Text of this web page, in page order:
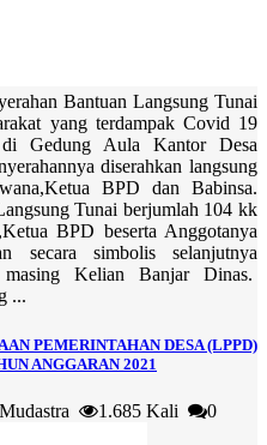
Bantuan Langsung Tunai
yang terdampak Covid 19
Gedung Aula Kantor Desa
diserahkan langsung
BPD dan Babinsa.
Tunai berjumlah 104 kk
BPD beserta Anggotanya
secara simbolis selanjutnya
Kelian Banjar Dinas.
...
PEMERINTAHAN DESA (LPPD)
ANGGARAN 2021
1.685 Kali 0